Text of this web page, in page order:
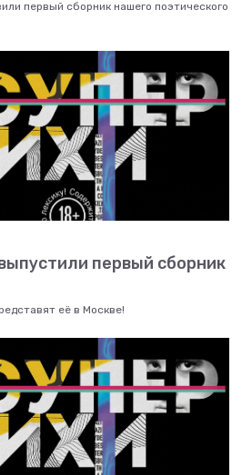
первый сборник нашего поэтического
первый сборник
её в Москве!